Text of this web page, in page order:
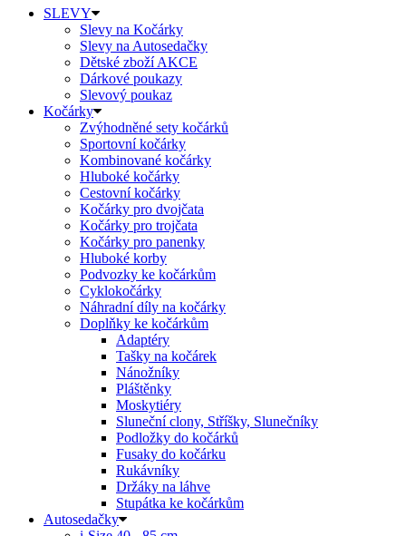
SLEVY
Slevy na Kočárky
Slevy na Autosedačky
Dětské zboží AKCE
Dárkové poukazy
Slevový poukaz
Kočárky
Zvýhodněné sety kočárků
Sportovní kočárky
Kombinované kočárky
Hluboké kočárky
Cestovní kočárky
Kočárky pro dvojčata
Kočárky pro trojčata
Kočárky pro panenky
Hluboké korby
Podvozky ke kočárkům
Cyklokočárky
Náhradní díly na kočárky
Doplňky ke kočárkům
Adaptéry
Tašky na kočárek
Nánožníky
Pláštěnky
Moskytiéry
Sluneční clony, Stříšky, Slunečníky
Podložky do kočárků
Fusaky do kočárku
Rukávníky
Držáky na láhve
Stupátka ke kočárkům
Autosedačky